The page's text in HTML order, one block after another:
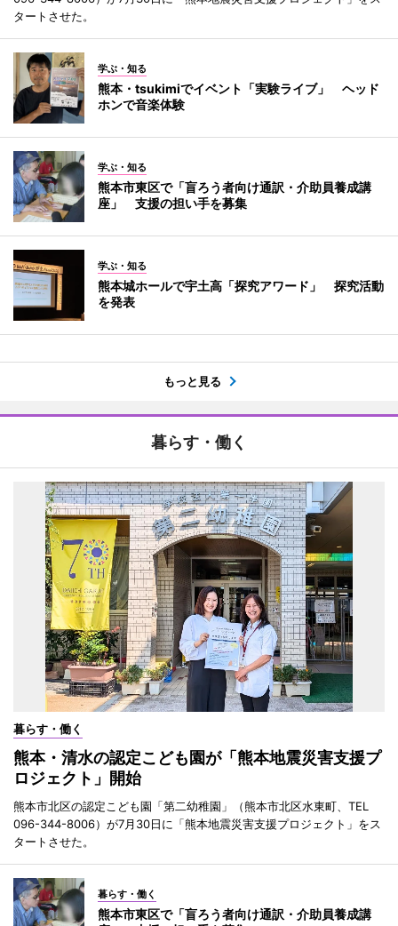
タートさせた。
学ぶ・知る
熊本・tsukimiでイベント「実験ライブ」 ヘッド
ホンで音楽体験
学ぶ・知る
熊本市東区で「盲ろう者向け通訳・介助員養成講
座」 支援の担い手を募集
学ぶ・知る
熊本城ホールで宇土高「探究アワード」 探究活動
を発表
もっと見る
暮らす・働く
暮らす・働く
熊本・清水の認定こども園が「熊本地震災害支援プ
ロジェクト」開始
熊本市北区の認定こども園「第二幼稚園」（熊本市北区水東町、TEL
096-344-8006）が7月30日に「熊本地震災害支援プロジェクト」をス
タートさせた。
暮らす・働く
熊本市東区で「盲ろう者向け通訳・介助員養成講